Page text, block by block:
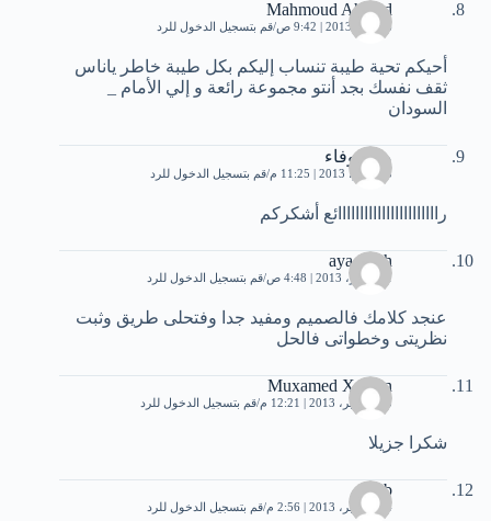
Mahmoud Ahmed
6 يونيو، 2013 | 9:42 ص قم بتسجيل الدخول للرد
أحيكم تحية طيبة تنساب إليكم بكل طيبة خاطر ياناس
ثقف نفسك بجد أنتو مجموعة رائعة و إلي الأمام _
السودان
مس وفاء
15 يونيو، 2013 | 11:25 م قم بتسجيل الدخول للرد
رااااااااااااااااااااااائع أشكركم
aya salah
1 سبتمبر، 2013 | 4:48 ص قم بتسجيل الدخول للرد
عنجد كلامك فالصميم ومفيد جدا وفتحلى طريق وثبت
نظريتى وخطواتى فالحل
Muxamed Xassan
15 سبتمبر، 2013 | 12:21 م قم بتسجيل الدخول للرد
شكرا جزيلا
ehab
24 سبتمبر، 2013 | 2:56 م قم بتسجيل الدخول للرد